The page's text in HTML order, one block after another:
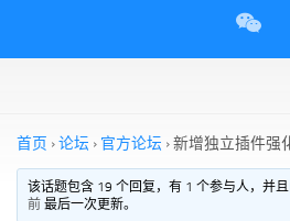
打赏
唠叨
首页 ›论坛 › 官方论坛 ›新增独立插件强
该话题包含 19 个回复，有 1 个参与人，并
前 最后一次更新。